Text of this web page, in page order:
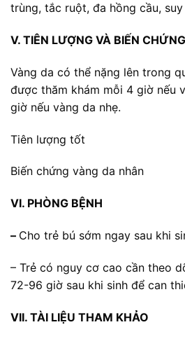
trùng, tắc ruột, đa hồng cầu,
V. TIÊN LƯỢNG VÀ BIẾN CHỨNG
Vàng da có thể nặng lên trong
được thăm khám mỗi 4 giờ nếu
giờ nếu vàng da nhẹ.
Tiên lượng tốt
Biến chứng vàng da nhân
VI. PHÒNG BỆNH
– Cho trẻ bú sớm ngay sau khi
– Trẻ có nguy cơ cao cần theo
72-96 giờ sau khi sinh để can
VII. TÀI LIỆU THAM KHẢO